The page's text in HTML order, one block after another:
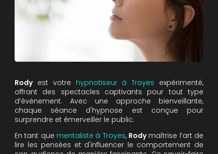
Rodyest votre hypnotiseur à Troyes expérimenté,
offrant des spectacles captivants pour tout type
d’événement. Avec une approche bienveillante,
chaque séance d'hypnose est conçue pour
surprendre et émerveiller le public.
En tant que mentaliste à Troyes, Rodymaîtrise l’art de
lire les pensées et d'influencer le comportement de